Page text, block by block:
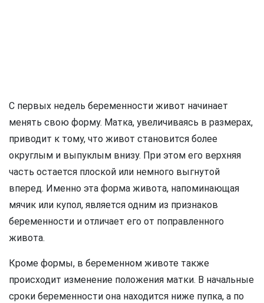
С первых недель беременности живот начинает
менять свою форму. Матка, увеличиваясь в размерах,
приводит к тому, что живот становится более
округлым и выпуклым внизу. При этом его верхняя
часть остается плоской или немного выгнутой
вперед. Именно эта форма живота, напоминающая
мячик или купол, является одним из признаков
беременности и отличает его от поправленного
живота.
Кроме формы, в беременном животе также
происходит изменение положения матки. В начальные
сроки беременности она находится ниже пупка, а по